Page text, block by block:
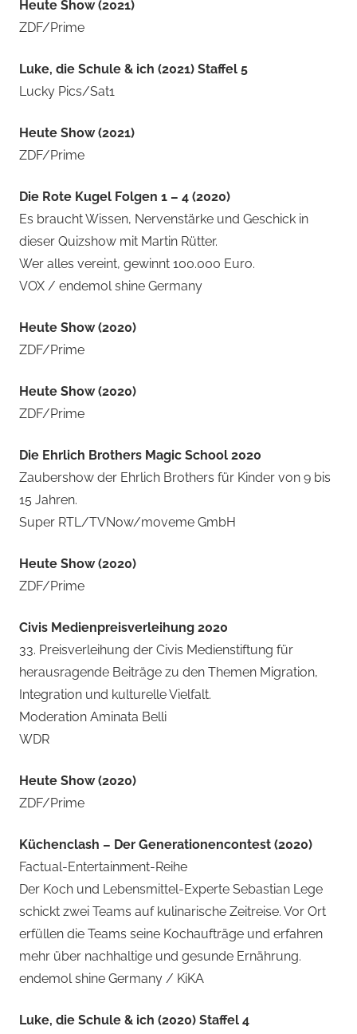
Heute Show (2021)
ZDF/Prime
Luke, die Schule & ich (2021) Staffel 5
Lucky Pics/Sat1
Heute Show (2021)
ZDF/Prime
Die Rote Kugel Folgen 1 – 4 (2020)
Es braucht Wissen, Nervenstärke und Geschick in
dieser Quizshow mit Martin Rütter.
Wer alles vereint, gewinnt 100.000 Euro.
VOX / endemol shine Germany
Heute Show (2020)
ZDF/Prime
Heute Show (2020)
ZDF/Prime
Die Ehrlich Brothers Magic School 2020
Zaubershow der Ehrlich Brothers für Kinder von 9 bis
15 Jahren.
Super RTL/TVNow/moveme GmbH
Heute Show (2020)
ZDF/Prime
Civis Medienpreisverleihung 2020
33. Preisverleihung der Civis Medienstiftung für
herausragende Beiträge zu den Themen Migration,
Integration und kulturelle Vielfalt.
Moderation Aminata Belli
WDR
Heute Show (2020)
ZDF/Prime
Küchenclash – Der Generationencontest (2020)
Factual-Entertainment-Reihe
Der Koch und Lebensmittel-Experte Sebastian Lege
schickt zwei Teams auf kulinarische Zeitreise. Vor Ort
erfüllen die Teams seine Kochaufträge und erfahren
mehr über nachhaltige und gesunde Ernährung.
endemol shine Germany / KiKA
Luke, die Schule & ich (2020) Staffel 4